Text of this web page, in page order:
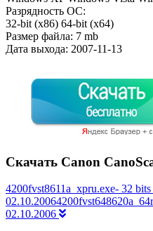
Разрядность ОС:
32-bit (x86) 64-bit (x64)
Размер файла: 7 mb
Дата выхода: 2007-11-13
Скачать Canon
4200fvst8611a_xpru.exe- 32
02.10.2006